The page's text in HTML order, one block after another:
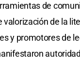
de
de la
y promotores de